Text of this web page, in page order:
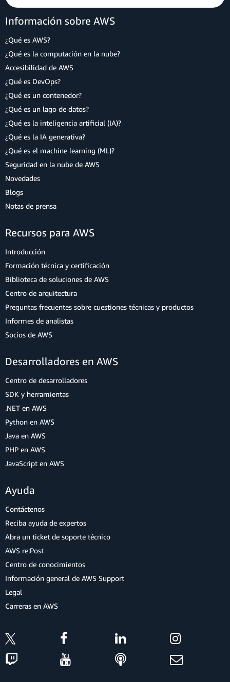
Información sobre AWS
¿Qué es AWS?
¿Qué es la computación en la nube?
Accesibilidad de AWS
¿Qué es DevOps?
¿Qué es un contenedor?
¿Qué es un lago de datos?
¿Qué es la inteligencia artificial (IA)?
¿Qué es la IA generativa?
¿Qué es el machine learning (ML)?
Seguridad en la nube de AWS
Novedades
Blogs
Notas de prensa
Recursos para AWS
Introducción
Formación técnica y certificación
Biblioteca de soluciones de AWS
Centro de arquitectura
Preguntas frecuentes sobre cuestiones técnicas y productos
Informes de analistas
Socios de AWS
Desarrolladores en AWS
Centro de desarrolladores
SDK y herramientas
.NET en AWS
Python en AWS
Java en AWS
PHP en AWS
JavaScript en AWS
Ayuda
Contáctenos
Reciba ayuda de expertos
Abra un ticket de soporte técnico
AWS re:Post
Centro de conocimientos
Información general de AWS Support
Legal
Carreras en AWS